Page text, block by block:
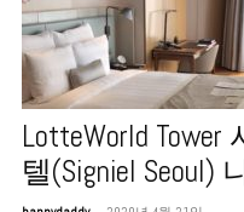
LotteWorld
텔(Signiel Seoul)